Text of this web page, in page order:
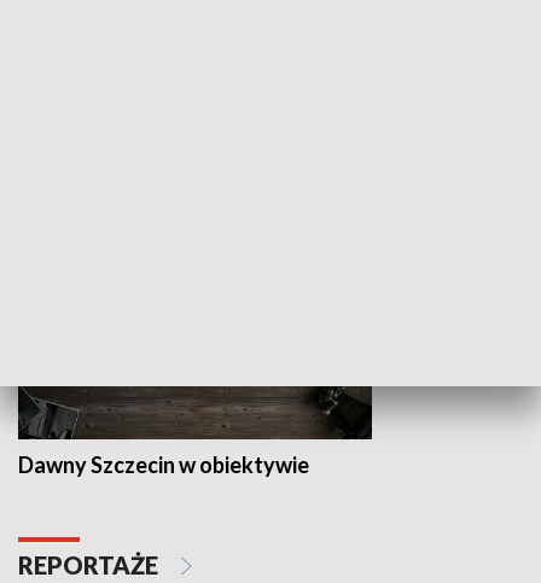
Dawny Szczecin w obiektywie
REPORTAŻE